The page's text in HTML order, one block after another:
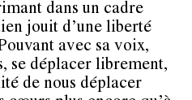
dans un cadre
jouit d’une liberté
avec sa voix,
se déplacer librement,
de nous déplacer